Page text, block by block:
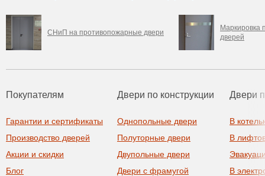
СНиП на противопожарные двери
Маркировка
дверей
Покупателям
Гарантии и сертификаты
Производство дверей
Акции и скидки
Блог
Двери по конструкции
Однопольные двери
Полуторные двери
Двупольные двери
Двери с фрамугой
Двери
В
В
В